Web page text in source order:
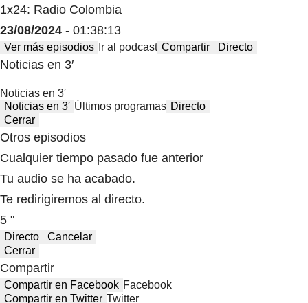
1x24: Radio Colombia
23/08/2024 - 01:38:13
Ver más episodios Ir al podcast Compartir Directo
Noticias en 3′
Noticias en 3′
Noticias en 3′ Últimos programas Directo
Cerrar
Otros episodios
Cualquier tiempo pasado fue anterior
Tu audio se ha acabado.
Te redirigiremos al directo.
5 "
Directo
Cancelar
Cerrar
Compartir
Compartir en Facebook Facebook
Compartir en Twitter Twitter